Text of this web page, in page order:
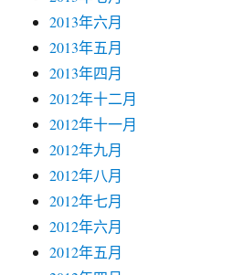
2013年六月
2013年五月
2013年四月
2012年十二月
2012年十一月
2012年九月
2012年八月
2012年七月
2012年六月
2012年五月